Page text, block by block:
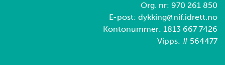
Org. nr: 970 261 850
E-post: dykking@nif.idrett.no
Kontonummer: 1813 667 7426
Vipps: # 564477